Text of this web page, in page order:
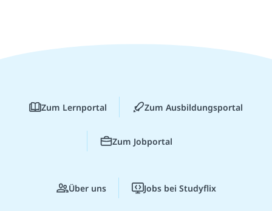
Zum Lernportal Zum Ausbildungsportal
Zum Jobportal
Über uns Jobs bei Studyflix